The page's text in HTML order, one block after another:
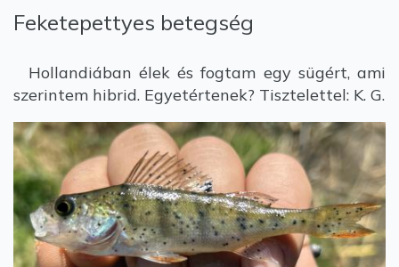
Feketepettyes betegség
Hollandiában élek és fogtam egy sügért, ami
szerintem hibrid. Egyetértenek? Tisztelettel: K. G.